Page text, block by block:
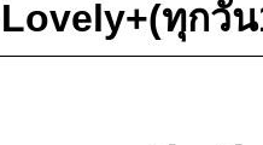
ทุกวั